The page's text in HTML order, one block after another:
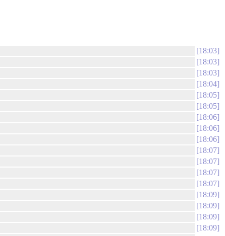
18:03
18:03
18:03
18:04
18:05
18:05
18:06
18:06
18:06
18:07
18:07
18:07
18:07
18:09
18:09
18:09
18:09